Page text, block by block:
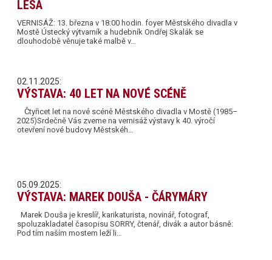
LESA
VERNISÁŽ: 13. března v 18:00 hodin. foyer Městského divadla v
Mostě Ústecký výtvarník a hudebník Ondřej Skalák se
dlouhodobě věnuje také malbě v…
02.11.2025:
VÝSTAVA: 40 LET NA NOVÉ SCÉNĚ
Čtyřicet let na nové scéně Městského divadla v Mostě (1985–
2025)Srdečně Vás zveme na vernisáž výstavy k 40. výročí
otevření nové budovy Městskéh…
05.09.2025:
VÝSTAVA: MAREK DOUŠA - ČÁRYMÁRY
Marek Douša je kreslíř, karikaturista, novinář, fotograf,
spoluzakladatel časopisu SORRY, čtenář, divák a autor básně:
Pod tím naším mostem leží li…